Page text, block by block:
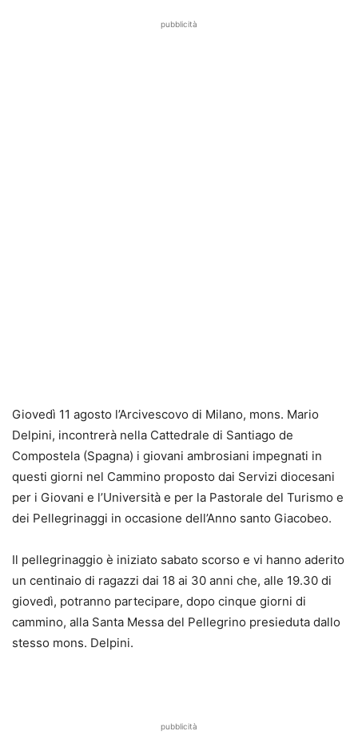
pubblicità
Giovedì 11 agosto l’Arcivescovo di Milano, mons. Mario
Delpini, incontrerà nella Cattedrale di Santiago de
Compostela (Spagna) i giovani ambrosiani impegnati in
questi giorni nel Cammino proposto dai Servizi diocesani
per i Giovani e l’Università e per la Pastorale del Turismo e
dei Pellegrinaggi in occasione dell’Anno santo Giacobeo.
Il pellegrinaggio è iniziato sabato scorso e vi hanno aderito
un centinaio di ragazzi dai 18 ai 30 anni che, alle 19.30 di
giovedì, potranno partecipare, dopo cinque giorni di
cammino, alla Santa Messa del Pellegrino presieduta dallo
stesso mons. Delpini.
pubblicità